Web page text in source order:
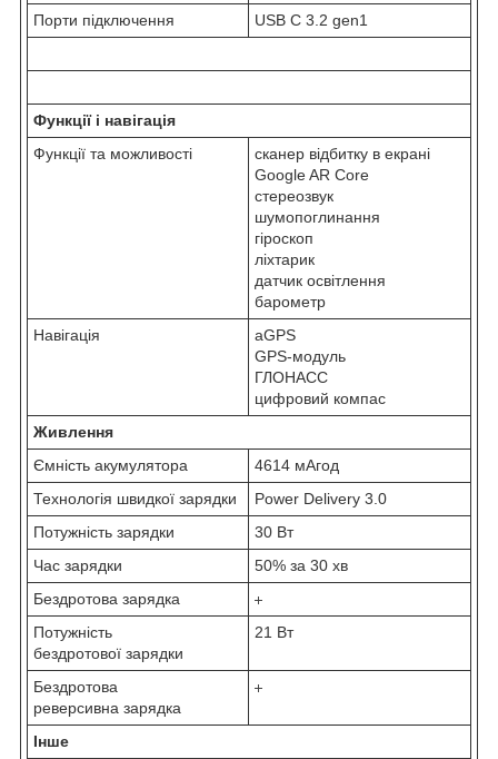
Порти підключення
USB C 3.2 gen1
Функції і навігація
Функції та можливості
сканер відбитку в екрані
Google AR Core
стереозвук
шумопоглинання
гіроскоп
ліхтарик
датчик освітлення
барометр
Навігація
aGPS
GPS-модуль
ГЛОНАСС
цифровий компас
Живлення
Ємність акумулятора
4614 мАгод
Технологія швидкої зарядки
Power Delivery 3.0
Потужність зарядки
30 Вт
Час зарядки
50% за 30 хв
Бездротова зарядка
Потужність
бездротової зарядки
21 Вт
Бездротова
реверсивна зарядка
Інше